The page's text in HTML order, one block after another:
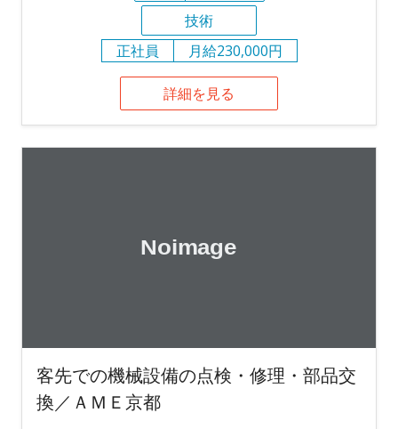
技術
正社員
月給230,000円
詳細を見る
客先での機械設備の点検・修理・部品交
換／ＡＭＥ京都